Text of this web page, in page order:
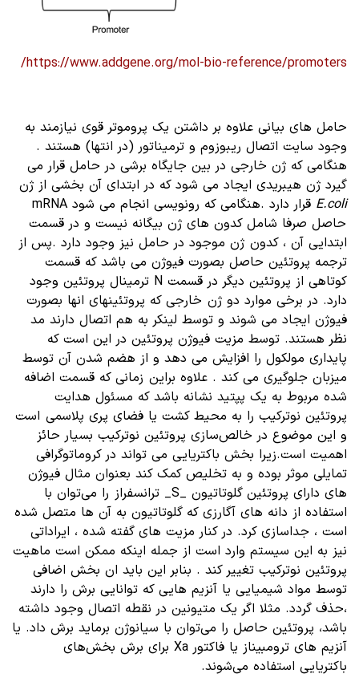
https://www.addgene.org/mol-bio-reference/promoters/
حامل های بیانی علاوه بر داشتن یک پروموتر قوی نیازمند به
وجود سایت اتصال ریبوزوم و ترمیناتور (در انتها) هستند .
هنگامی که ژن خارجی در بین جایگاه برشی در حامل قرار می
گیرد ژن هیبریدی ایجاد می شود که در ابتدای آن بخشی از ژن
E.coli
قرار دارد .هنگامی که رونویسی انجام می شود mRNA
حاصل صرفا شامل کدون های ژن بیگانه نیست و در قسمت
ابتدایی آن ، کدون ژن موجود در حامل نیز وجود دارد .پس از
ترجمه پروتئین حاصل بصورت فیوژن می باشد که قسمت
کوتاهی از پروتئین دیگر در قسمت N ترمینال پروتئین وجود
دارد. در برخی موارد دو ژن خارجی که پروتئینهای انها بصورت
فیوژن ایجاد می شوند و توسط لینکر به هم اتصال دارند مد
نظر هستند. توسط مزیت فیوژن پروتئین در این است که
پایداری مولکول را افزایش می دهد و از هضم شدن آن توسط
میزبان جلوگیری می کند . علاوه براین زمانی که قسمت اضافه
شده مربوط به یک پپتید نشانه باشد که مسئول هدایت
پروتئین نوترکیب را به محیط کشت یا فضای پری پلاسمی است
و این موضوع در خالص‌سازی پروتئین نوترکیب بسیار حائز
اهمیت است.زیرا بخش باکتریایی می تواند در کروماتوگرافی
تمایلی موثر بوده و به تخلیص کمک کند بعنوان مثال فیوژن
های دارای پروتئین گلوتاتیون _S_ ترانسفراز را می‌توان با
استفاده از دانه های آگارزی که گلوتاتیون به آن ها متصل شده
است ، جداسازی کرد. در کنار مزیت های گفته شده ، ایراداتی
نیز به این سیستم وارد است از جمله اینکه ممکن است ماهیت
پروتئین نوترکیب تغییر کند . بنابر این باید ان بخش اضافی
توسط مواد شیمیایی یا آنزیم هایی که توانایی برش را دارند
،حذف گردد. مثلا اگر یک متیونین در نقطه اتصال وجود داشته
باشد، پروتئین حاصل را می‌توان با سیانوژن برماید برش داد. یا
آنزیم های ترومبیناز یا فاکتور Xa برای برش بخش‌های
باکتریایی استفاده می‌شوند.